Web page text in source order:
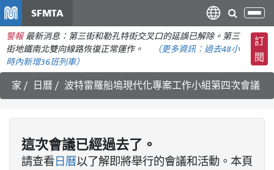
主
要
容
SFMTA
切
換
導
航
警報 最新消息：第三街和勒孔特街交叉口的延誤已解除。第三
街地鐵南北雙向線路恢復正常運作。
（更多資訊： 過去48小
時內新增36班列車）
訂
閱
家 日曆 波特雷羅船塢現代化專案工作小組第四次會議
這次會議已經過去了。
請查看日曆以了解即將舉行的會議和活動。本頁